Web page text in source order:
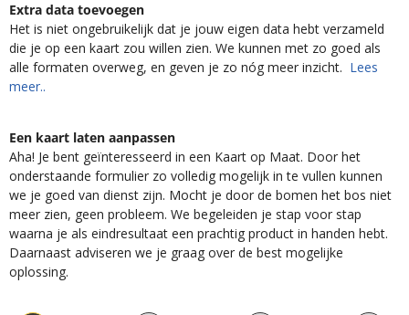
Extra data toevoegen
Het is niet ongebruikelijk dat je jouw eigen data hebt verzameld
die je op een kaart zou willen zien. We kunnen met zo goed als
alle formaten overweg, en geven je zo nóg meer inzicht. Lees
meer..
Een kaart laten aanpassen
Aha! Je bent geïnteresseerd in een Kaart op Maat. Door het
onderstaande formulier zo volledig mogelijk in te vullen kunnen
we je goed van dienst zijn. Mocht je door de bomen het bos niet
meer zien, geen probleem. We begeleiden je stap voor stap
waarna je als eindresultaat een prachtig product in handen hebt.
Daarnaast adviseren we je graag over de best mogelijke
oplossing.